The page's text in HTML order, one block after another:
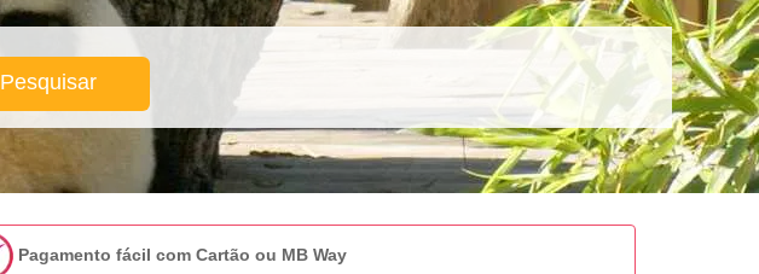
Pesquisar
Pagamento fácil com Cartão ou MB Way